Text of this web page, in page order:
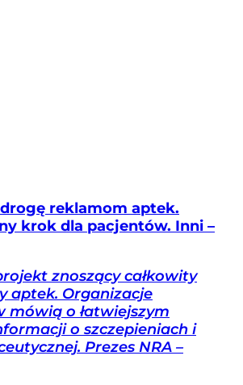
reklamom aptek.
krok dla pacjentów. Inni –
znoszący całkowity
aptek. Organizacje
mówią o łatwiejszym
o szczepieniach i
Prezes NRA –